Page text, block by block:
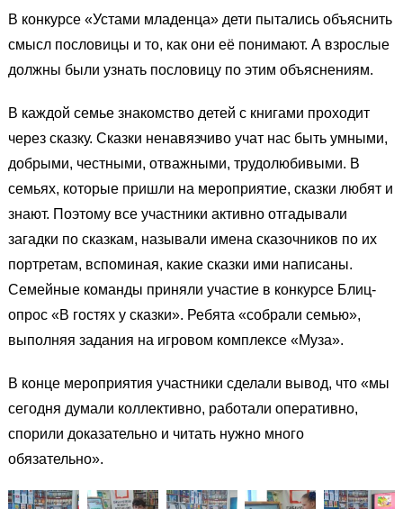
В конкурсе «Устами младенца» дети пытались объяснить
смысл пословицы и то, как они её понимают. А взрослые
должны были узнать пословицу по этим объяснениям.
В каждой семье знакомство детей с книгами проходит
через сказку. Сказки ненавязчиво учат нас быть умными,
добрыми, честными, отважными, трудолюбивыми. В
семьях, которые пришли на мероприятие, сказки любят и
знают. Поэтому все участники активно отгадывали
загадки по сказкам, называли имена сказочников по их
портретам, вспоминая, какие сказки ими написаны.
Семейные команды приняли участие в конкурсе Блиц-
опрос «В гостях у сказки». Ребята «собрали семью»,
выполняя задания на игровом комплексе «Муза».
В конце мероприятия участники сделали вывод, что «мы
сегодня думали коллективно, работали оперативно,
спорили доказательно и читать нужно много
обязательно».